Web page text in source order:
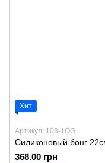
Хит
Артикул: 103-1OG
Силиконовый бонг
368.00 грн